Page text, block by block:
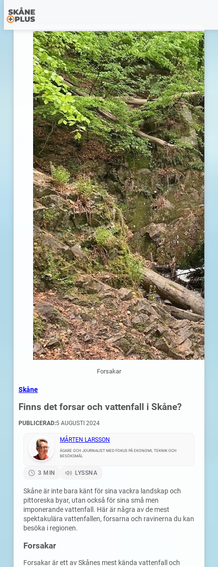
Forsakar
Skåne
Finns det forsar och vattenfall i Skåne?
PUBLICERAD:5 AUGUSTI 2024
MÅRTEN LARSSON
ÄGARE OCH JOURNALIST MED FOKUS PÅ EKONOMI, TEKNIK OCH
BESÖKSMÅL
3 MIN LYSSNA
Skåne är inte bara känt för sina vackra landskap och
pittoreska byar, utan också för sina små men
imponerande vattenfall. Här är några av de mest
spektakulära vattenfallen, forsarna och ravinerna du kan
besöka i regionen.
Forsakar
Forsakar är ett av Skånes mest kända vattenfall och